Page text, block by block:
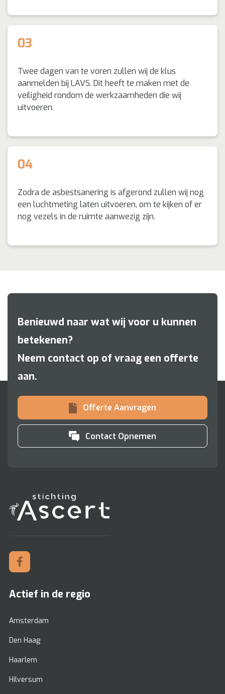
03
Twee dagen van te voren zullen wij de klus
aanmelden bij LAVS. Dit heeft te maken met de
veiligheid rondom de werkzaamheden die wij
uitvoeren.
04
Zodra de asbestsanering is afgerond zullen wij nog
een luchtmeting laten uitvoeren, om te kijken of er
nog vezels in de ruimte aanwezig zijn.
Benieuwd naar wat wij voor u kunnen
betekenen?
Neem contact op of vraag een offerte
aan.
Offerte Aanvragen
Contact Opnemen
Actief in de regio
Amsterdam
Den Haag
Haarlem
Hilversum